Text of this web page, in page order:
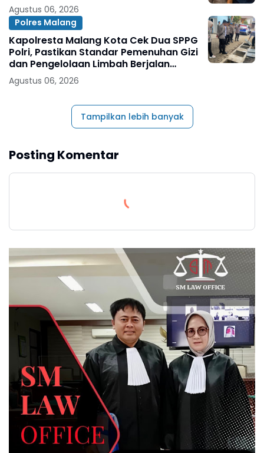
Agustus 06, 2026
Polres Malang
Kapolresta Malang Kota Cek Dua SPPG
Polri, Pastikan Standar Pemenuhan Gizi
dan Pengelolaan Limbah Berjalan
Optimal
Agustus 06, 2026
Tampilkan lebih banyak
Posting Komentar